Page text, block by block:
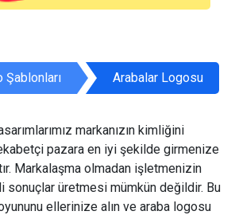
Şablonları Arabalar Logosu
markanızın kimliğini
pazara en iyi şekilde girmenize
Markalaşma olmadan işletmenizin
sonuçlar üretmesi mümkün değildir. Bu
ellerinize alın ve araba logosu